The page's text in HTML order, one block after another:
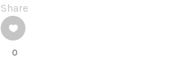
Share
0